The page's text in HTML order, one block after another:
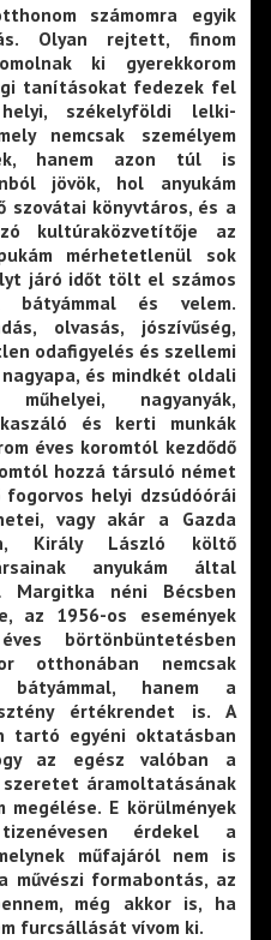
számomra egyik
Olyan rejtett, finom
ki gyerekkorom
tanításokat fedezek fel
székelyföldi lelki-
nemcsak személyem
hanem azon túl is
jövök, hol anyukám
szovátai könyvtáros, és a
kultúraközvetítője az
mérhetetlenül sok
járó időt tölt el számos
bátyámmal és velem.
olvasás, jószívűség,
odafigyelés és szellemi
és mindkét oldali
nagyanyák,
és kerti munkák
éves koromtól kezdődő
hozzá társuló német
fogorvos helyi dzsúdóórái
vagy akár a Gazda
Király László költő
anyukám által
néni Bécsben
az 1956-os események
börtönbüntetésben
otthonában nemcsak
hanem a
értékrendet is. A
tartó egyéni oktatásban
az egész valóban a
áramoltatásának
megélése. E körülmények
érdekel a
műfajáról nem is
művészi formabontás, az
még akkor is, ha
furcsállását vívom ki.